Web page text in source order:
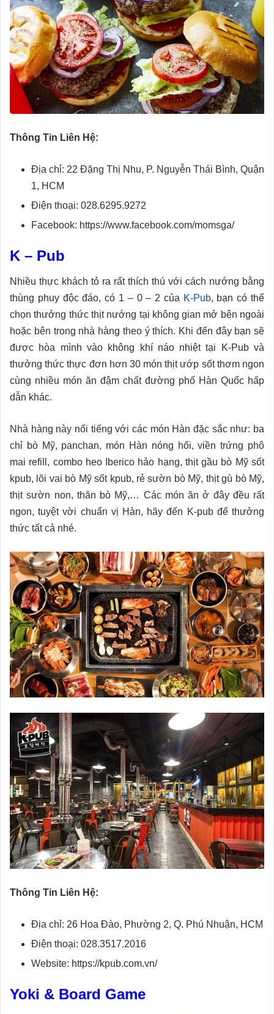
Thông Tin Liên Hệ:
Địa chỉ: 22 Đặng Thị Nhu, P. Nguyễn Thái Bình, Quận
1, HCM
Điện thoại: 028.6295.9272
Facebook: https://www.facebook.com/momsga/
K – Pub
Nhiều thực khách tỏ ra rất thích thú với cách nướng bằng
thùng phuy độc đáo, có 1 – 0 – 2 của K-Pub, bạn có thể
chọn thưởng thức thịt nướng tại không gian mở bên ngoài
hoặc bên trong nhà hàng theo ý thích. Khi đến đây bạn sẽ
được hòa mình vào không khí náo nhiệt tại K-Pub và
thưởng thức thực đơn hơn 30 món thịt ướp sốt thơm ngon
cùng nhiều món ăn đậm chất đường phố Hàn Quốc hấp
dẫn khác.
Nhà hàng này nổi tiếng với các món Hàn đặc sắc như: ba
chỉ bò Mỹ, panchan, món Hàn nóng hổi, viền trứng phô
mai refill, combo heo Iberico hảo hạng, thịt gầu bò Mỹ sốt
kpub, lõi vai bò Mỹ sốt kpub, rẻ sườn bò Mỹ, thịt gù bò Mỹ,
thịt sườn non, thăn bò Mỹ,… Các món ăn ở đây đều rất
ngon, tuyệt vời chuẩn vị Hàn, hãy đến K-pub để thưởng
thức tất cả nhé.
Thông Tin Liên Hệ:
Địa chỉ: 26 Hoa Đào, Phường 2, Q. Phú Nhuận, HCM
Điện thoại: 028.3517.2016
Website: https://kpub.com.vn/
Yoki & Board Game